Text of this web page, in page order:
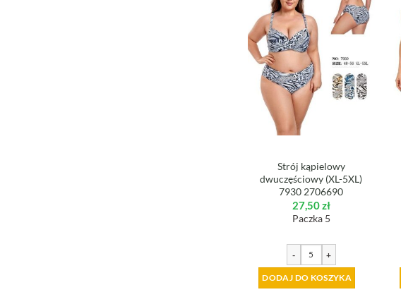
Strój kąpielowy
dwuczęściowy (XL-5XL)
7930 2706690
27,50zł
Paczka 5
- +
DODAJ DO KOSZYKA